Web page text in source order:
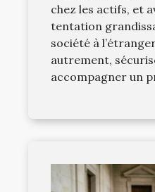
chez les actifs, et
tentation
société à
autrement,
accompagner un